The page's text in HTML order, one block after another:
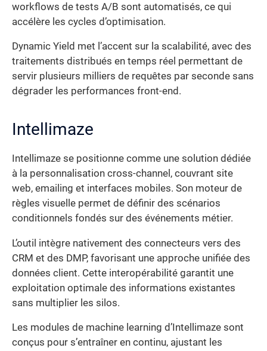
workflows de tests A/B sont automatisés, ce qui
accélère les cycles d’optimisation.
Dynamic Yield met l’accent sur la scalabilité, avec des
traitements distribués en temps réel permettant de
servir plusieurs milliers de requêtes par seconde sans
dégrader les performances front-end.
Intellimaze
Intellimaze se positionne comme une solution dédiée
à la personnalisation cross-channel, couvrant site
web, emailing et interfaces mobiles. Son moteur de
règles visuelle permet de définir des scénarios
conditionnels fondés sur des événements métier.
L’outil intègre nativement des connecteurs vers des
CRM et des DMP, favorisant une approche unifiée des
données client. Cette interopérabilité garantit une
exploitation optimale des informations existantes
sans multiplier les silos.
Les modules de machine learning d’Intellimaze sont
conçus pour s’entraîner en continu, ajustant les